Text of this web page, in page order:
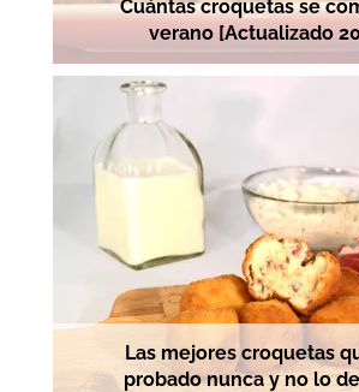
Cuántas croquetas se
verano [Actualizado
Las mejores croquetas
probado nunca y no lo